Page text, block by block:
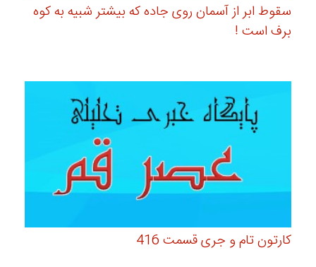
سقوط ابر از آسمان روی جاده که بیشتر شبیه به کوه
برف است !
کارتون تام و جری قسمت 416